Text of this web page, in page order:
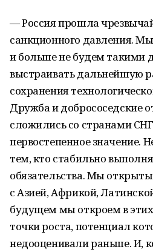
— Россия прошла
санкционного давления.
и больше не будем такими
выстраивать дальнейшую
сохранения
Дружба и добрососедские
сложились со странами
первостепенное значение.
тем, кто стабильно
обязательства. Мы
с Азией, Африкой,
будущем мы откроем в
точки роста, потенциал
недооценивали раньше. И,